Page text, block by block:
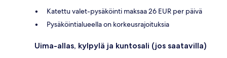
Katettu valet-pysäköinti maksaa 26 EUR per päivä
Pysäköintialueella on korkeusrajoituksia
Uima-allas, kylpylä ja kuntosali (jos saatavilla)